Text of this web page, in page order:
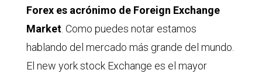
Forex es acrónimo de Foreign Exchange
Market. Como puedes notar estamos
hablando del mercado más grande del mundo.
El new york stock Exchange es el mayor